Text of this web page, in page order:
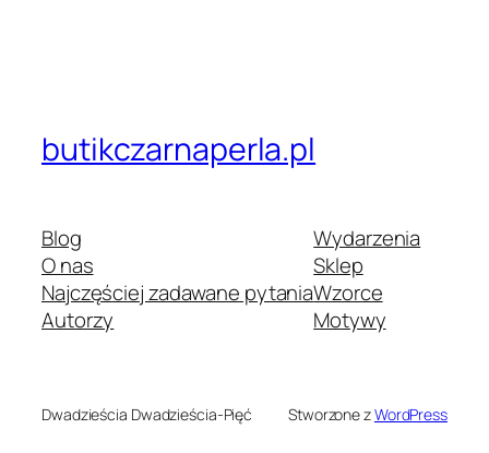
butikczarnaperla.pl
Blog
O nas
Najczęściej zadawane pytania
Autorzy
Wydarzenia
Sklep
Wzorce
Motywy
Dwadzieścia Dwadzieścia-Pięć Stworzone zWordPress